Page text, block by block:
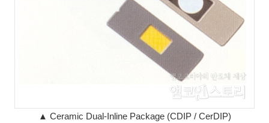
▲ Ceramic Dual-Inline Package (CDIP / CerDIP)